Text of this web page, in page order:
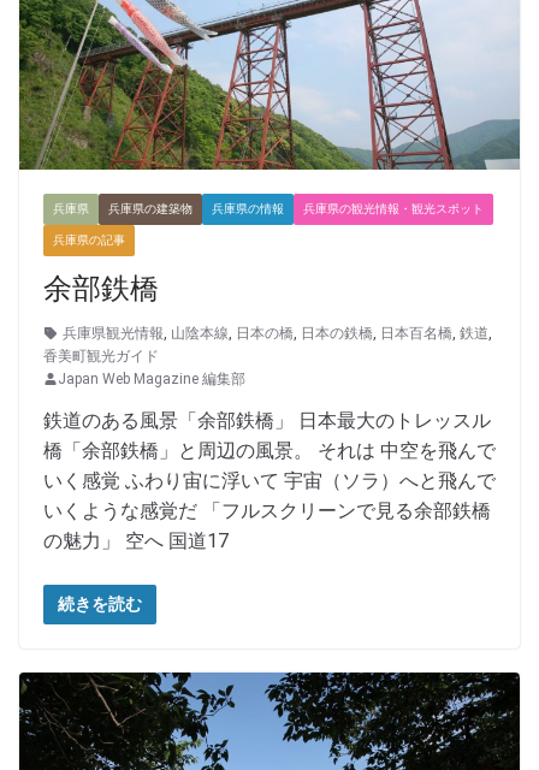
兵庫県 兵庫県の建築物 兵庫県の情報 兵庫県の観光情報・観光スポット
兵庫県の記事
余部鉄橋
兵庫県観光情報, 山陰本線, 日本の橋, 日本の鉄橋, 日本百名橋, 鉄道,
香美町観光ガイド
Japan Web Magazine 編集部
鉄道のある風景「余部鉄橋」 日本最大のトレッスル
橋「余部鉄橋」と周辺の風景。 それは 中空を飛んで
いく感覚 ふわり宙に浮いて 宇宙（ソラ）へと飛んで
いくような感覚だ 「フルスクリーンで見る余部鉄橋
の魅力」 空へ 国道17
続きを読む